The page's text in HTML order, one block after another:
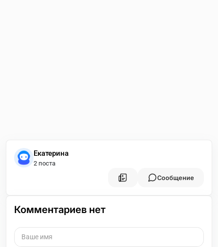
Екатерина
2 поста
Сообщение
Комментариев нет